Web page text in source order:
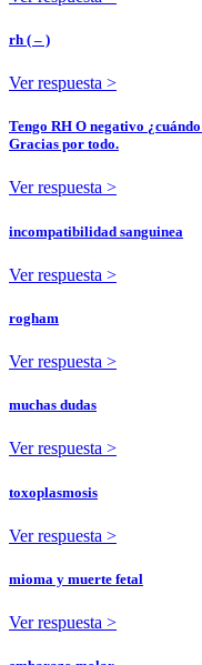
rh ( – )
Ver respuesta >
Tengo RH O negativo
Gracias por todo.
Ver respuesta >
incompatibilidad sanguinea
Ver respuesta >
rogham
Ver respuesta >
muchas dudas
Ver respuesta >
toxoplasmosis
Ver respuesta >
mioma y muerte fetal
Ver respuesta >